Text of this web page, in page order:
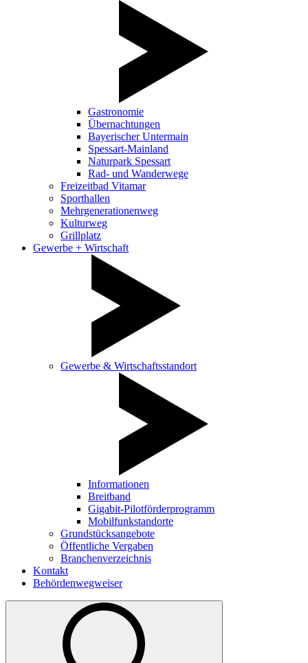
Gastronomie
Übernachtungen
Bayerischer Untermain
Spessart-Mainland
Naturpark Spessart
Rad- und Wanderwege
Freizeitbad Vitamar
Sporthallen
Mehrgenerationenweg
Kulturweg
Grillplatz
Gewerbe + Wirtschaft
Gewerbe & Wirtschaftsstandort
Informationen
Breitband
Gigabit-Pilotförderprogramm
Mobilfunkstandorte
Grundstücksangebote
Öffentliche Vergaben
Branchenverzeichnis
Kontakt
Behördenwegweiser